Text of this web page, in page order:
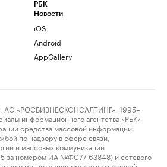
РБК
Новости
iOS
Android
AppGallery
«РОСБИЗНЕСКОНСАЛТИНГ», 1995–
информационного агентства «РБК»
средства массовой информации
по надзору в сфере связи,
и массовых коммуникаций
за номером ИА №ФС77-63848) и сетевого